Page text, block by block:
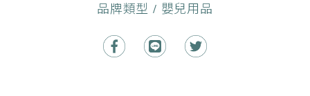
品牌類型 / 嬰兒用品